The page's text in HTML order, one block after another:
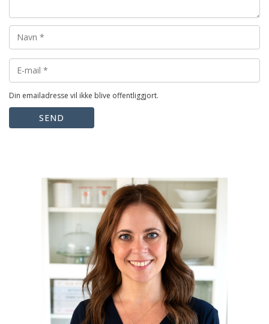
Din emailadresse vil ikke blive offentliggjort.
SEND